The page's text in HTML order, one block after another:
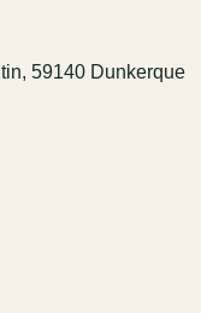
59140 Dunkerque